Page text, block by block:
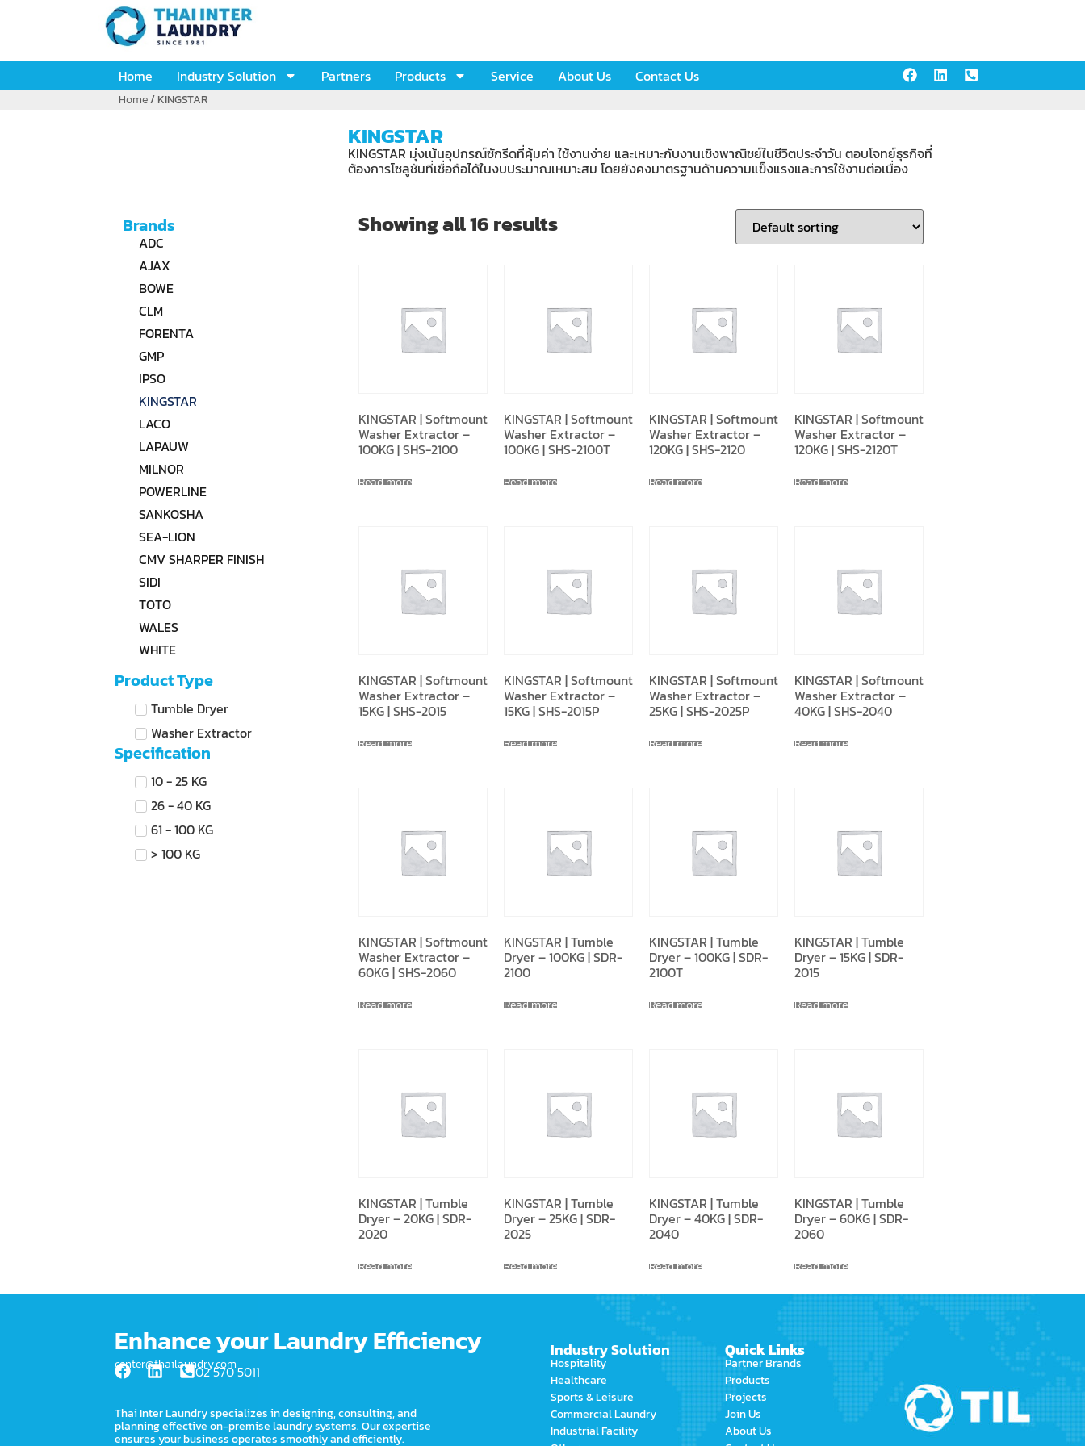
Home Industry Solution Partners Products Service About Us Contact Us
Home/ KINGSTAR
KINGSTAR
KINGSTAR มุ่งเน้นอุปกรณ์ซักรีดที่คุ้มค่า ใช้งานง่าย และเหมาะกับงานเชิงพาณิชย์ในชีวิตประจำวัน ตอบโจทย์ธุรกิจที่
ต้องการโซลูชันที่เชื่อถือได้ในงบประมาณเหมาะสม โดยยังคงมาตรฐานด้านความแข็งแรงและการใช้งานต่อเนื่อง
Brands
ADC
AJAX
BOWE
CLM
FORENTA
GMP
IPSO
KINGSTAR
LACO
LAPAUW
MILNOR
POWERLINE
SANKOSHA
SEA-LION
CMV SHARPER FINISH
SIDI
TOTO
WALES
WHITE
Product Type
Tumble Dryer
Washer Extractor
Specification
10 - 25 KG
26 - 40 KG
61 - 100 KG
> 100 KG
Showing all 16 results
KINGSTAR | Softmount
Washer Extractor –
100KG | SHS-2100
Read more
KINGSTAR | Softmount
Washer Extractor –
100KG | SHS-2100T
Read more
KINGSTAR | Softmount
Washer Extractor –
120KG | SHS-2120
Read more
KINGSTAR | Softmount
Washer Extractor –
120KG | SHS-2120T
Read more
KINGSTAR | Softmount
Washer Extractor –
15KG | SHS-2015
Read more
KINGSTAR | Softmount
Washer Extractor –
15KG | SHS-2015P
Read more
KINGSTAR | Softmount
Washer Extractor –
25KG | SHS-2025P
Read more
KINGSTAR | Softmount
Washer Extractor –
40KG | SHS-2040
Read more
KINGSTAR | Softmount
Washer Extractor –
60KG | SHS-2060
Read more
KINGSTAR | Tumble
Dryer – 100KG | SDR-
2100
Read more
KINGSTAR | Tumble
Dryer – 100KG | SDR-
2100T
Read more
KINGSTAR | Tumble
Dryer – 15KG | SDR-
2015
Read more
KINGSTAR | Tumble
Dryer – 20KG | SDR-
2020
Read more
KINGSTAR | Tumble
Dryer – 25KG | SDR-
2025
Read more
KINGSTAR | Tumble
Dryer – 40KG | SDR-
2040
Read more
KINGSTAR | Tumble
Dryer – 60KG | SDR-
2060
Read more
Enhance your Laundry Efficiency
center@thailaundry.com
02 570 5011
Thai Inter Laundry specializes in designing, consulting, and
planning effective on-premise laundry systems. Our expertise
ensures your business operates smoothly and efficiently.
Industry Solution
Hospitality
Healthcare
Sports & Leisure
Commercial Laundry
Industrial Facility
Quick Links
Partner Brands
Products
Projects
Join Us
About Us